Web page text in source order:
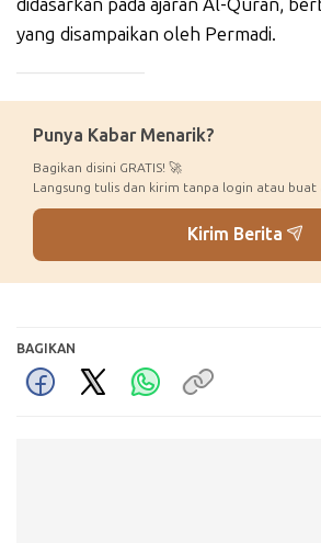
yang disampaikan oleh Permadi.
Punya Kabar Menarik?
Bagikan disini GRATIS! 🚀
Langsung tulis dan kirim tanpa login atau buat
Kirim Berita
BAGIKAN